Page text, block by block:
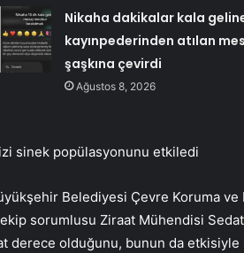
Nikaha dakikalar kala
kayınpederinden atılan
şaşkına çevirdi
Ağustos 8, 2026
sinek popülasyonunu etkiledi
Belediyesi Çevre Koruma
sorumlusu Ziraat Mühendisi Sedat
derece olduğunu, bunun da etkisiyle